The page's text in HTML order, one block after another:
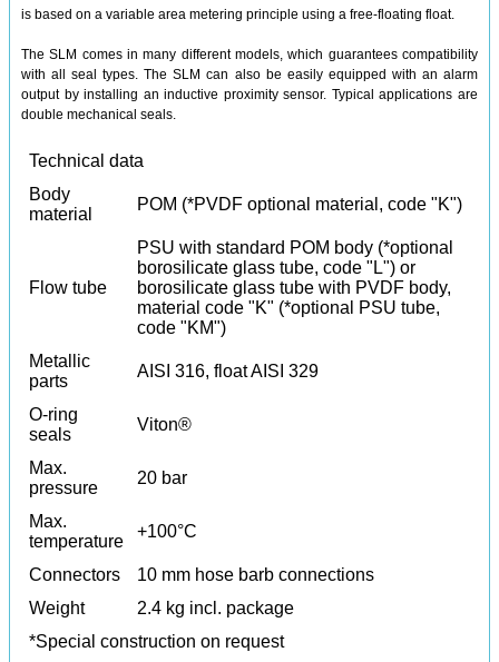
is based on a variable area metering principle using a free-floating float.
The SLM comes in many different models, which guarantees compatibility
with all seal types. The SLM can also be easily equipped with an alarm
output by installing an inductive proximity sensor. Typical applications are
double mechanical seals.
Technical data
Body
material
POM (*PVDF optional material, code "K")
Flow tube
PSU with standard POM body (*optional
borosilicate glass tube, code "L") or
borosilicate glass tube with PVDF body,
material code "K" (*optional PSU tube,
code "KM")
Metallic
parts
AISI 316, float AISI 329
O-ring
seals
Viton®
Max.
pressure
20 bar
Max.
temperature
+100°C
Connectors
10 mm hose barb connections
Weight
2.4 kg incl. package
*Special construction on request